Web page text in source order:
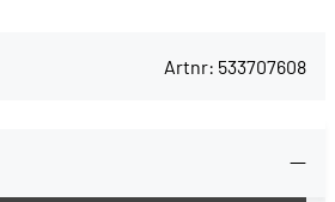
Artnr: 533707608